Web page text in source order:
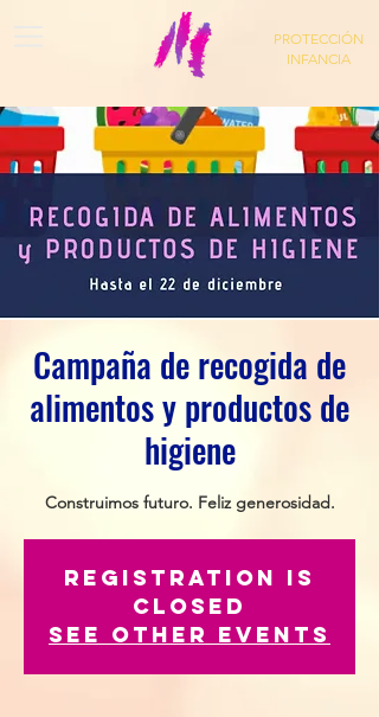
PROTECCIÓN
INFANCIA
Campaña de recogida de
alimentos y productos de
higiene
Construimos futuro. Feliz generosidad.
Registration is
Closed
See other events